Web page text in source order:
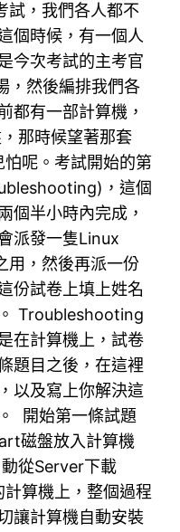
試，我們各人都不
個時候，有一個人
今次考試的主考官
，然後編排我們各
都有一部計算機，
那時候望著那套
呢。考試開始的第
，這個
個半小時內完成，
派發一隻Linux
，然後再派一份
份試卷上填上姓名
Troubleshooting
在計算機上，試卷
題目之後，在這裡
以及寫上你解決這
開始第一條試題
磁盤放入計算機
從Server下載
算機上，整個過程
讓計算機自動安裝